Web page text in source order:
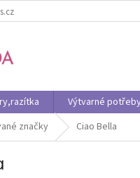
Výtvarné
značky Ciao Bella